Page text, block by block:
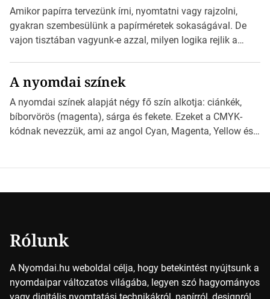
konzultáljunk a nyomdával, mielőtt elkezdjük a nyomdai
előkészítést!Nehogy az elkészült munka után derüljön ki,
hogy valamit másképp kellett volna csinálni! […]
Amikor papírra tervezünk írni, nyomtatni vagy rajzolni,
gyakran szembesülünk a papírméretek sokaságával. De
vajon tisztában vagyunk-e azzal, milyen logika rejlik a
a cikkben a papírméretek izgalmas világába kalauzolunk el
téged, hogy jobban megértsd, milyen szempontok alapján
érdemes választanod a jövőben. Bevezetés a
papírméretek világába A papírméretek […]
A nyomdai színek
A nyomdai színek alapját négy fő szín alkotja: ciánkék,
bíborvörös (magenta), sárga és fekete. Ezeket a CMYK-
kódnak nevezzük, ami az angol Cyan, Magenta, Yellow és
Rólunk
A Nyomdai.hu weboldal célja, hogy betekintést nyújtsunk a
nyomdaipar változatos világába, legyen szó hagyományos